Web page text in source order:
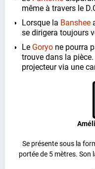
même à travers le
Lorsque la Banshee
se dirigera toujours
Le Goryone pourra
trouve dans la
projecteur via une
Se présente sous la
portée de 5 mètres. Son